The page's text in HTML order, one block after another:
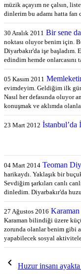
müzik açayım ne çalsın,
dinlerim bu adamı hatta
30 Aralık 2011 Bir sene
noktası oluyor benim için.
Diyarbakır'da işe başladım.
edindim hemde
05 Kasım 2011
evimdeyim. Geldiğim ilk
Nasıl her defasında oluyor
konuşmak ve aklımda
23 Mart 2012 İstanbul’da
04 Mart 2014 Teoman
harikaydı. Yaklaşık bir
Sevdiğim şarkıları canlı
dinledim. Diyarbakır'da
27 Ağustos 2016
Karaman bilindiği üzere
zorunda olanlar benim gibi
yapabilecek sosyal

Huzur insanı